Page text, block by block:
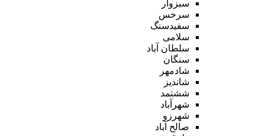
سبزوار
سرخس
سفیدسنگ
سلامی
سلطان آباد
سنگان
شادمهر
شاندیز
ششتمد
شهرآباد
شهرزو
صالح آباد